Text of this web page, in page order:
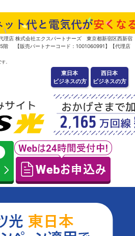
理店 株式会社エクスパートナーズ 東京都新宿区西新宿
階 【販売パートナーコード：1001060991】【代理店
。
東日本
ビジネスの方
西日本
ビジネスの方